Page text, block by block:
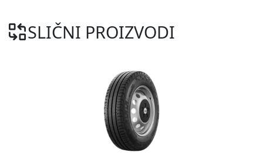
SLIČNI PROIZVODI